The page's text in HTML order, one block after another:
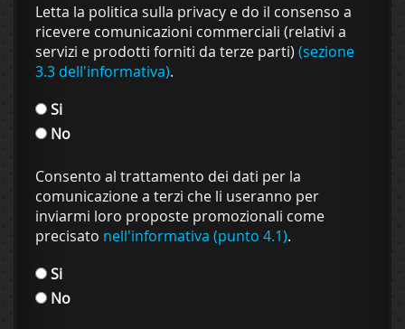
Letta la politica sulla privacy e do il consenso a
ricevere comunicazioni commerciali (relativi a
servizi e prodotti forniti da terze parti) (sezione
3.3 dell'informativa).
Si
No
Consento al trattamento dei dati per la
comunicazione a terzi che li useranno per
inviarmi loro proposte promozionali come
precisato nell'informativa (punto 4.1).
Si
No